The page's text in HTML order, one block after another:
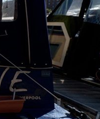
『アイ＝ラブ！げーみんぐ』
E齋藤樹愛羅＆佐々木舞香SP
ビュー